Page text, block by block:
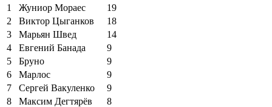
1
Жуниор Мораес
19
2
Виктор Цыганков
18
3
Марьян Швед
14
4
Евгений Банада
9
5
Бруно
9
6
Марлос
9
7
Сергей Вакуленко
9
8
Максим Дегтярёв
8